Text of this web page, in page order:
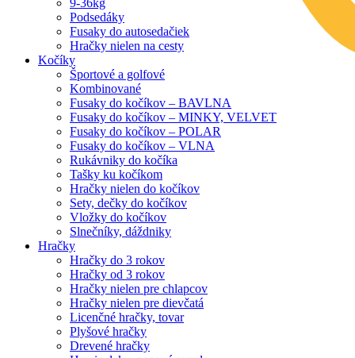
Podsedáky
Fusaky do autosedačiek
Hračky nielen na cesty
Kočíky
Športové a golfové
Kombinované
Fusaky do kočíkov – BAVLNA
Fusaky do kočíkov – MINKY, VELVET
Fusaky do kočíkov – POLAR
Fusaky do kočíkov – VLNA
Rukávniky do kočíka
Tašky ku kočíkom
Hračky nielen do kočíkov
Sety, dečky do kočíkov
Vložky do kočíkov
Slnečníky, dáždniky
Hračky
Hračky do 3 rokov
Hračky od 3 rokov
Hračky nielen pre chlapcov
Hračky nielen pre dievčatá
Licenčné hračky, tovar
Plyšové hračky
Drevené hračky